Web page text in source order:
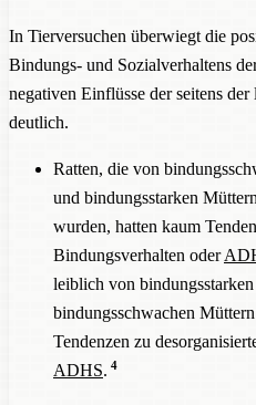
In Tierversuchen überwiegt die
Bindungs- und Sozialverhaltens
negativen Einflüsse der seitens
deutlich.
Ratten, die von
und bindungsstarken
wurden, hatten kaum
Bindungsverhalten oder
leiblich von
bindungsschwachen
Tendenzen zu
ADHS. 4